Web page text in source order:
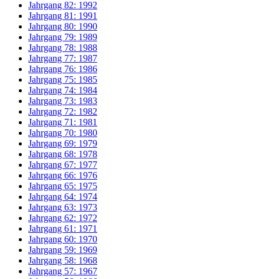
Jahrgang 82: 1992
Jahrgang 81: 1991
Jahrgang 80: 1990
Jahrgang 79: 1989
Jahrgang 78: 1988
Jahrgang 77: 1987
Jahrgang 76: 1986
Jahrgang 75: 1985
Jahrgang 74: 1984
Jahrgang 73: 1983
Jahrgang 72: 1982
Jahrgang 71: 1981
Jahrgang 70: 1980
Jahrgang 69: 1979
Jahrgang 68: 1978
Jahrgang 67: 1977
Jahrgang 66: 1976
Jahrgang 65: 1975
Jahrgang 64: 1974
Jahrgang 63: 1973
Jahrgang 62: 1972
Jahrgang 61: 1971
Jahrgang 60: 1970
Jahrgang 59: 1969
Jahrgang 58: 1968
Jahrgang 57: 1967